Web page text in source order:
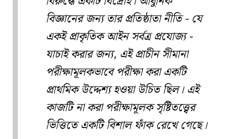
বিজ্ঞানের জন্য তার প্রতিষ্ঠাতা নীতি - যে
একই প্রাকৃতিক আইন সর্বত্র প্রযোজ্য -
যাচাই করার জন্য, এই প্রাচীন সীমানা
পরীক্ষামূলকভাবে পরীক্ষা করা একটি
প্রাথমিক উদ্দেশ্য হওয়া উচিত ছিল। এই
কাজটি না করা পরীক্ষামূলক সৃষ্টিতত্ত্বের
ভিত্তিতে একটি বিশাল ফাঁক রেখে গেছে।